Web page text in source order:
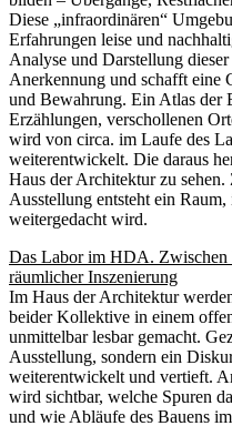
Diese „infraordinären“
Erfahrungen leise und
Analyse und Darstellung
Anerkennung und schafft eine
und Bewahrung. Ein Atlas der
Erzählungen, verschollenen
wird von circa. im Laufe des
weiterentwickelt. Die daraus
Haus der Architektur zu
Ausstellung entsteht ein
weitergedacht wird.
Das Labor im HDA.
räumlicher Inszenierung
Im Haus der Architektur
beider Kollektive in einem
unmittelbar lesbar gemacht.
Ausstellung, sondern ein
weiterentwickelt und vertieft.
wird sichtbar, welche Spuren
und wie Abläufe des Bauens